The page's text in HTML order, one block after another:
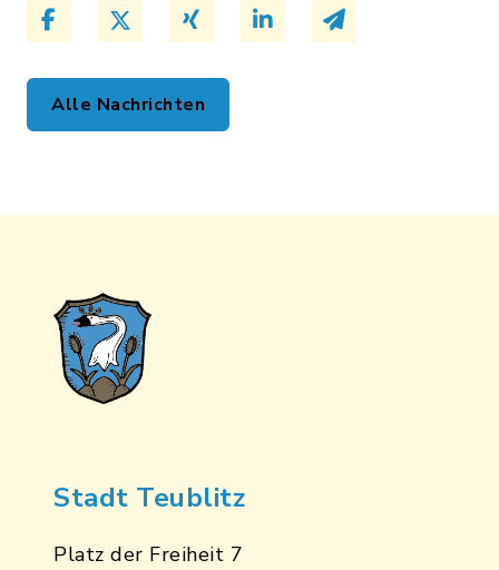
Alle Nachrichten
Stadt Teublitz
Platz der Freiheit 7